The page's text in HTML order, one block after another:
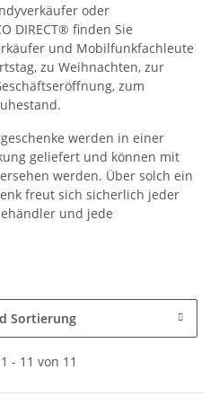
oder
DIRECT® finden Sie
und Mobilfunkfachleute
zu Weihnachten, zur
zum
werden in einer
geliefert und können mit
werden. Über solch ein
freut sich sicherlich jeder
und jede
Sortierung
- 11 von 11